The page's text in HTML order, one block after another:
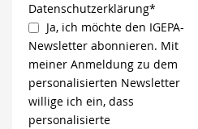
Datenschutzerklärung*
Ja, ich möchte den IGEPA-
Newsletter abonnieren. Mit
meiner Anmeldung zu dem
personalisierten Newsletter
willige ich ein, dass
personalisierte